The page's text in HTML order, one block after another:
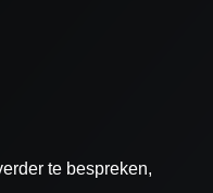
te bespreken,